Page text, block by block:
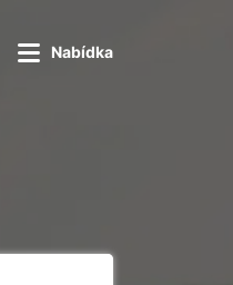
Nabídka